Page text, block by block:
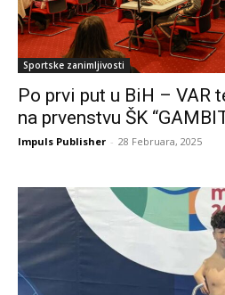
Sportske zanimljivosti
Po prvi put u BiH – VAR
na prvenstvu ŠK
Impuls Publisher - 28 Februara, 2025